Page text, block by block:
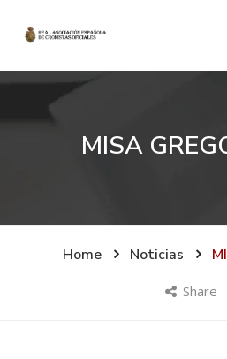
MISA
Home Noticias
Share